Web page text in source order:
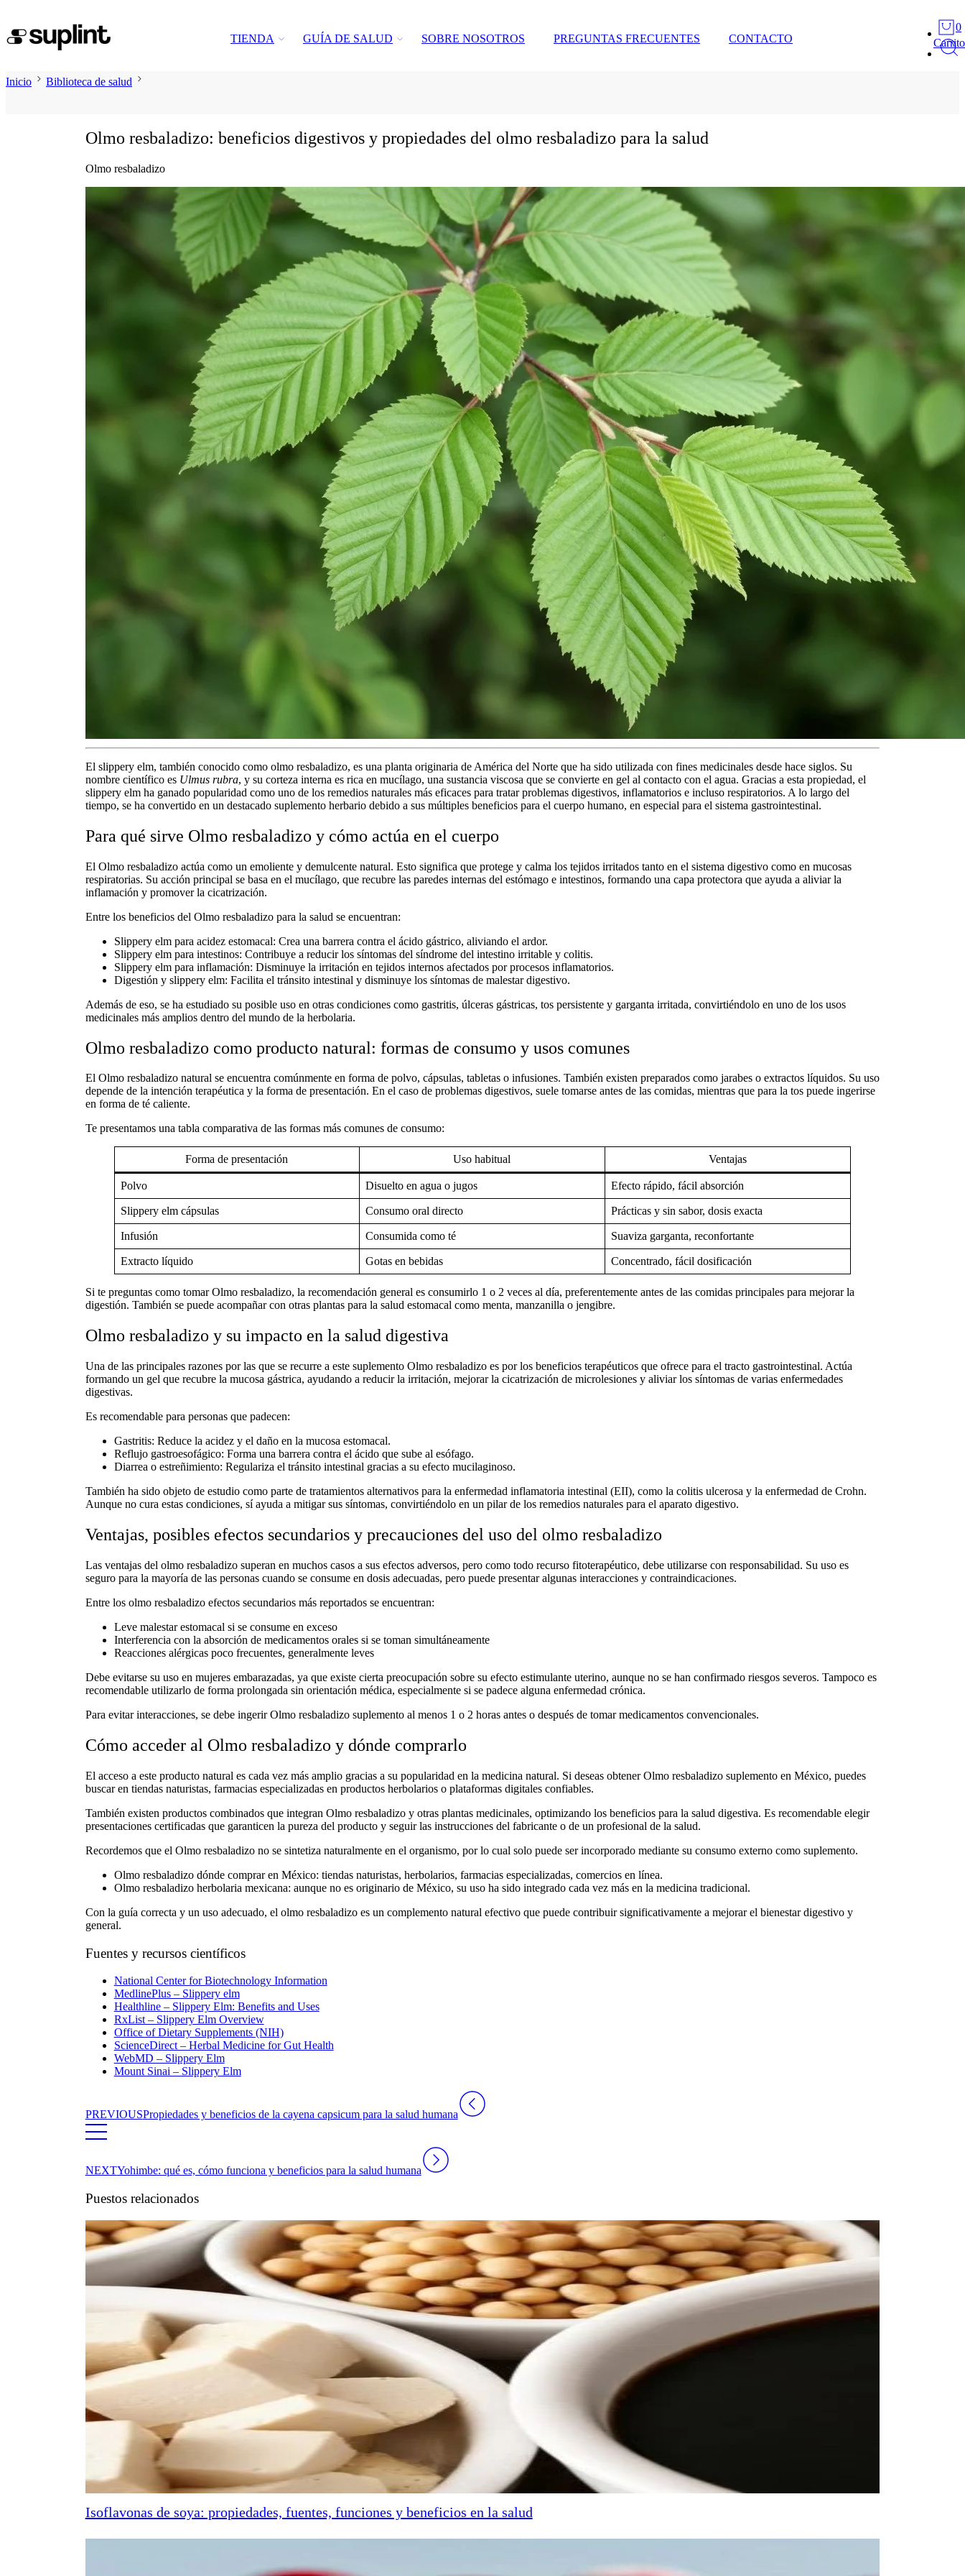
0
Carrito
TIENDA GUÍA DE SALUD SOBRE NOSOTROS PREGUNTAS FRECUENTES CONTACTO
Inicio Biblioteca de salud
Olmo resbaladizo: beneficios digestivos y propiedades del olmo resbaladizo para la salud
Olmo resbaladizo
El slippery elm, también conocido como olmo resbaladizo, es una planta originaria de América del Norte que ha sido utilizada con fines medicinales desde hace siglos. Su
nombre científico es Ulmus rubra, y su corteza interna es rica en mucílago, una sustancia viscosa que se convierte en gel al contacto con el agua. Gracias a esta propiedad, el
slippery elm ha ganado popularidad como uno de los remedios naturalesmás eficaces para tratar problemas digestivos, inflamatorios e incluso respiratorios. A lo largo del
tiempo, se ha convertido en un destacado suplementoherbario debido a sus múltiples beneficios para el cuerpo humano, en especial para el sistema gastrointestinal.
Para qué sirve Olmo resbaladizo y cómo actúa en el cuerpo
El Olmo resbaladizoactúa como un emoliente y demulcente natural. Esto significa que protege y calma los tejidos irritados tanto en el sistema digestivo como en mucosas
respiratorias. Su acción principal se basa en el mucílago, que recubre las paredes internas del estómago e intestinos, formando una capa protectora que ayuda a aliviar la
inflamación y promover la cicatrización.
Entre los beneficios del Olmo resbaladizo para la salud se encuentran:
Slippery elm para acidez estomacal: Crea una barrera contra el ácido gástrico, aliviando el ardor.
Slippery elm para intestinos: Contribuye a reducir los síntomas del síndrome del intestino irritable y colitis.
Slippery elm para inflamación: Disminuye la irritación en tejidos internos afectados por procesos inflamatorios.
Digestión y slippery elm: Facilita el tránsito intestinal y disminuye los síntomas de malestar digestivo.
Además de eso, se ha estudiado su posible uso en otras condiciones como gastritis, úlceras gástricas, tos persistente y garganta irritada, convirtiéndolo en uno de los usos
medicinalesmás amplios dentro del mundo de la herbolaria.
Olmo resbaladizo como producto natural: formas de consumo y usos comunes
El Olmo resbaladizo naturalse encuentra comúnmente en forma de polvo, cápsulas, tabletas o infusiones. También existen preparados como jarabes o extractos líquidos. Su uso
depende de la intención terapéutica y la forma de presentación. En el caso de problemas digestivos, suele tomarse antes de las comidas, mientras que para la tos puede ingerirse
en forma de té caliente.
Te presentamos una tabla comparativa de las formas más comunes de consumo:
Forma de presentación Uso habitual Ventajas
Polvo Disuelto en agua o jugos Efecto rápido, fácil absorción
Slippery elm cápsulas Consumo oral directo Prácticas y sin sabor, dosis exacta
Infusión Consumida como té Suaviza garganta, reconfortante
Extracto líquido Gotas en bebidas Concentrado, fácil dosificación
Si te preguntas como tomar Olmo resbaladizo, la recomendación general es consumirlo 1 o 2 veces al día, preferentemente antes de las comidas principales para mejorar la
digestión. También se puede acompañar con otras plantas para la salud estomacalcomo menta, manzanilla o jengibre.
Olmo resbaladizo y su impacto en la salud digestiva
Una de las principales razones por las que se recurre a este suplemento Olmo resbaladizoes por los beneficios terapéuticos que ofrece para el tracto gastrointestinal. Actúa
formando un gel que recubre la mucosa gástrica, ayudando a reducir la irritación, mejorar la cicatrización de microlesiones y aliviar los síntomas de varias enfermedades
digestivas.
Es recomendable para personas que padecen:
Gastritis: Reduce la acidez y el daño en la mucosa estomacal.
Reflujo gastroesofágico: Forma una barrera contra el ácido que sube al esófago.
Diarrea o estreñimiento: Regulariza el tránsito intestinal gracias a su efecto mucilaginoso.
También ha sido objeto de estudio como parte de tratamientos alternativos para la enfermedad inflamatoria intestinal (EII), como la colitis ulcerosa y la enfermedad de Crohn.
Aunque no cura estas condiciones, sí ayuda a mitigar sus síntomas, convirtiéndolo en un pilar de los remedios naturalespara el aparato digestivo.
Ventajas, posibles efectos secundarios y precauciones del uso del olmo resbaladizo
Las ventajas del olmo resbaladizosuperan en muchos casos a sus efectos adversos, pero como todo recurso fitoterapéutico, debe utilizarse con responsabilidad. Su uso es
seguro para la mayoría de las personas cuando se consume en dosis adecuadas, pero puede presentar algunas interacciones y contraindicaciones.
Entre los olmo resbaladizo efectos secundariosmás reportados se encuentran:
Leve malestar estomacal si se consume en exceso
Interferencia con la absorción de medicamentos orales si se toman simultáneamente
Reacciones alérgicas poco frecuentes, generalmente leves
Debe evitarse su uso en mujeres embarazadas, ya que existe cierta preocupación sobre su efecto estimulante uterino, aunque no se han confirmado riesgos severos. Tampoco es
recomendable utilizarlo de forma prolongada sin orientación médica, especialmente si se padece alguna enfermedad crónica.
Para evitar interacciones, se debe ingerirOlmo resbaladizo suplementoal menos 1 o 2 horas antes o después de tomar medicamentos convencionales.
Cómo acceder al Olmo resbaladizo y dónde comprarlo
El acceso a este producto natural es cada vez más amplio gracias a su popularidad en la medicina natural. Si deseas obtenerOlmo resbaladizo suplemento en México, puedes
buscar en tiendas naturistas, farmacias especializadas en productos herbolarios o plataformas digitales confiables.
También existen productos combinados que integran Olmo resbaladizo y otras plantas medicinales, optimizando los beneficios para la salud digestiva. Es recomendable elegir
presentaciones certificadas que garanticen la pureza del producto y seguir las instrucciones del fabricante o de un profesional de la salud.
Recordemos que el Olmo resbaladizo no se sintetiza naturalmente en el organismo, por lo cual solo puede ser incorporado mediante su consumo externo como suplemento.
Olmo resbaladizo dónde comprar en México: tiendas naturistas, herbolarios, farmacias especializadas, comercios en línea.
Olmo resbaladizo herbolaria mexicana: aunque no es originario de México, su uso ha sido integrado cada vez más en la medicina tradicional.
Con la guía correcta y un uso adecuado, el olmo resbaladizoes un complemento natural efectivo que puede contribuir significativamente a mejorar el bienestar digestivo y
general.
Fuentes y recursos científicos
National Center for Biotechnology Information
MedlinePlus – Slippery elm
Healthline – Slippery Elm: Benefits and Uses
RxList – Slippery Elm Overview
Office of Dietary Supplements (NIH)
ScienceDirect – Herbal Medicine for Gut Health
WebMD – Slippery Elm
Mount Sinai – Slippery Elm
PREVIOUSPropiedades y beneficios de la cayena capsicum para la salud humana
NEXTYohimbe: qué es, cómo funciona y beneficios para la salud humana
Puestos relacionados
Isoflavonas de soya: propiedades, fuentes, funciones y beneficios en la salud